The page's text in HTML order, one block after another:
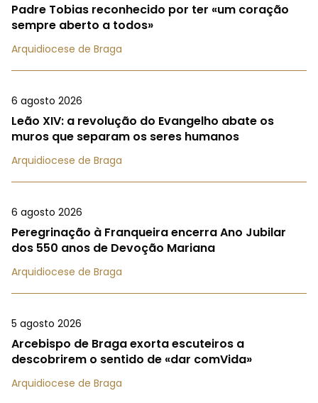
Padre Tobias reconhecido por ter «um coração
sempre aberto a todos»
Arquidiocese de Braga
6 agosto 2026
Leão XIV: a revolução do Evangelho abate os
muros que separam os seres humanos
Arquidiocese de Braga
6 agosto 2026
Peregrinação à Franqueira encerra Ano Jubilar
dos 550 anos de Devoção Mariana
Arquidiocese de Braga
5 agosto 2026
Arcebispo de Braga exorta escuteiros a
descobrirem o sentido de «dar comVida»
Arquidiocese de Braga